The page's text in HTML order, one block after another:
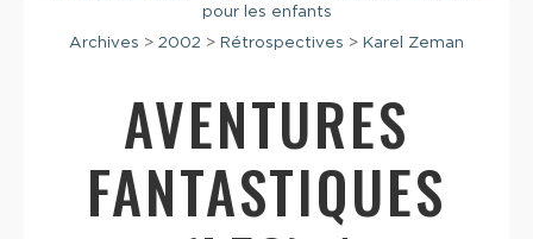
pour les enfants
Archives > 2002 > Rétrospectives > Karel Zeman
AVENTURES
FANTASTIQUES